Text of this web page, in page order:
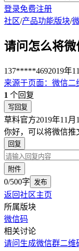
登录免费注册
社区/产品功能版块/
请问怎么将微
137*****4692019年
来源于页面 ： 微信二
1 个回复
写回复
草料官方2019年11月
你好，可以将微信推
回复
附件
0/500字 发布
返回社区主页
所属版块
微信码
相关讨论
请问生成微信群二维